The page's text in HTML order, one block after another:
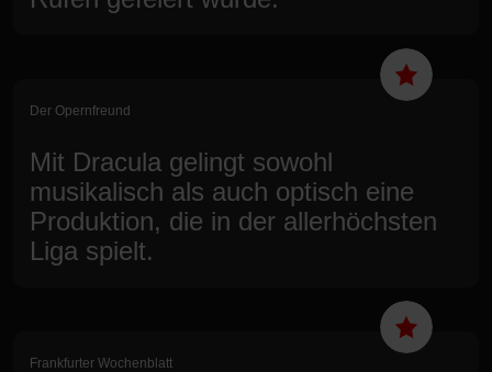
Der Opernfreund
Mit Dracula gelingt sowohl
musikalisch als auch optisch eine
Produktion, die in der allerhöchsten
Liga spielt.
Frankfurter Wochenblatt